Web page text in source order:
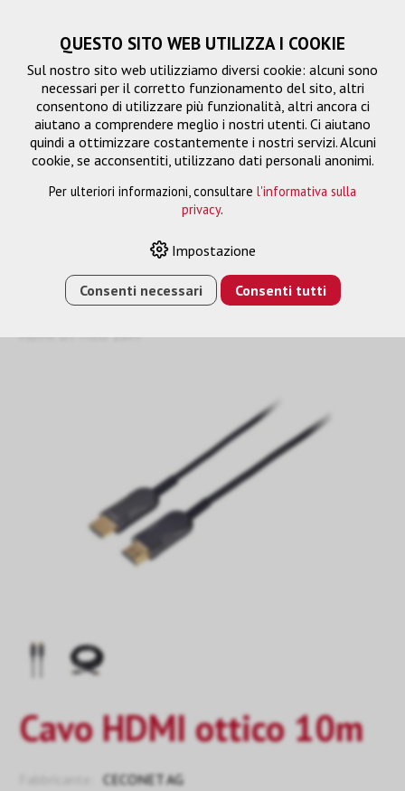
fibra di vetro HDMI-HDMI
› E-SHOP › GESTIONE DEL SEGNALE
CAVO DI
HDMI OTTICO 10M
Cavo HDMI ottico 10m
CECONET AG
QUESTO SITO WEB UTILIZZA I COOKIE
Sul nostro sito web utilizziamo diversi cookie: alcuni sono
necessari per il corretto funzionamento del sito, altri
consentono di utilizzare più funzionalità, altri ancora ci
aiutano a comprendere meglio i nostri utenti. Ci aiutano
quindi a ottimizzare costantemente i nostri servizi. Alcuni
cookie, se acconsentiti, utilizzano dati personali anonimi.
Per ulteriori informazioni, consultare l'informativa sulla
privacy.
Impostazione
Consenti necessari Consenti tutti